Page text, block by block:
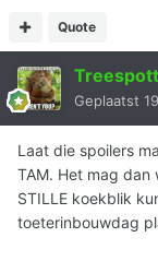
Quote
Geplaatst
Laat die spoilers
TAM. Het mag dan
STILLE koekblik
toeterinbouwdag